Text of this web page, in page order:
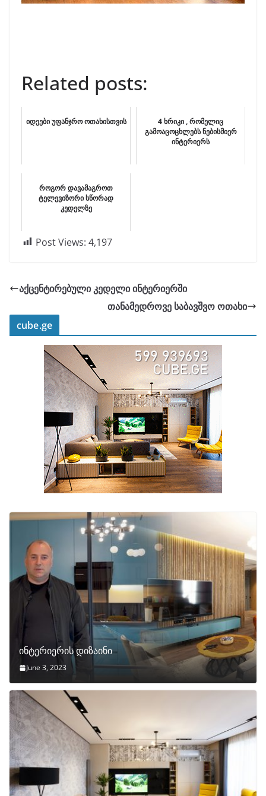
Related posts:
იდეები უფანჯრო ოთახისთვის
4 ხრიკი , რომელიც
გამოაცოცხლებს ნებისმიერ
ინტერიერს
როგორ დავამაგროთ
ტელევიზორი სწორად
კედელზე
Post Views: 4,197
აქცენტირებული კედელი ინტერიერში
თანამედროვე საბავშვო ოთახი
cube.ge
ინტერიერის დიზაინი
June 3, 2023